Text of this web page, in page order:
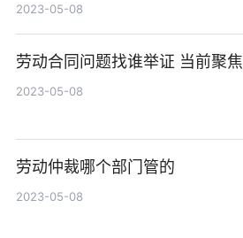
2023-05-08
劳动合同问题找谁举证 当前聚焦
2023-05-08
劳动仲裁哪个部门管的
2023-05-08